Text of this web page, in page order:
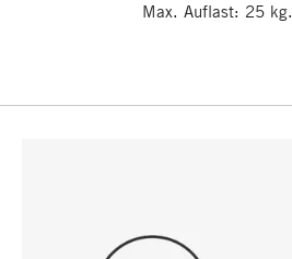
Max. Auflast: 25 kg.